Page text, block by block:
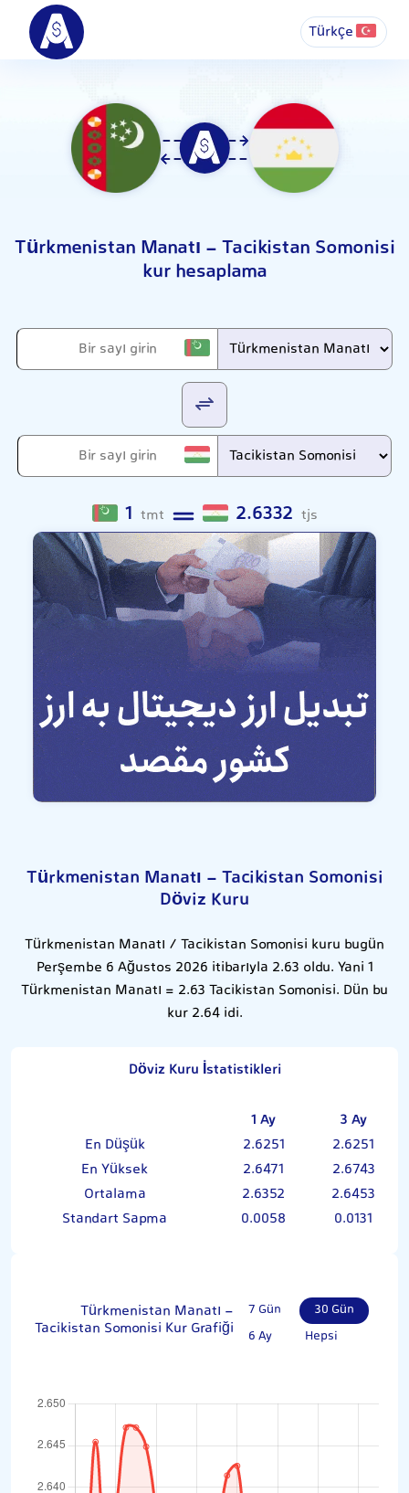
Türkçe
Türkmenistan Manatı - Tacikistan Somonisi
kur hesaplama
1 tmt 2.6332 tjs
Türkmenistan Manatı - Tacikistan Somonisi
Döviz Kuru
Türkmenistan Manatı / Tacikistan Somonisi kuru bugün
Perşembe 6 Ağustos 2026 itibarıyla 2.63 oldu. Yani 1
Türkmenistan Manatı = 2.63 Tacikistan Somonisi. Dün bu
kur 2.64 idi.
Döviz Kuru İstatistikleri
1 Ay
3 Ay
En Düşük
2.6251
2.6251
En Yüksek
2.6471
2.6743
Ortalama
2.6352
2.6453
Standart Sapma
0.0058 0.0131
Türkmenistan Manatı -
Tacikistan Somonisi Kur Grafiği
7 Gün
30 Gün
6 Ay
Hepsi